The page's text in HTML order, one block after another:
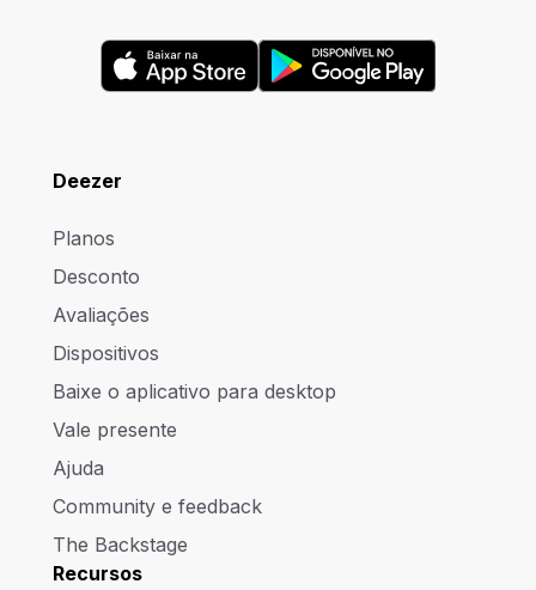
Deezer
Planos
Desconto
Avaliações
Dispositivos
Baixe o aplicativo para desktop
Vale presente
Ajuda
Community e feedback
The Backstage
Recursos